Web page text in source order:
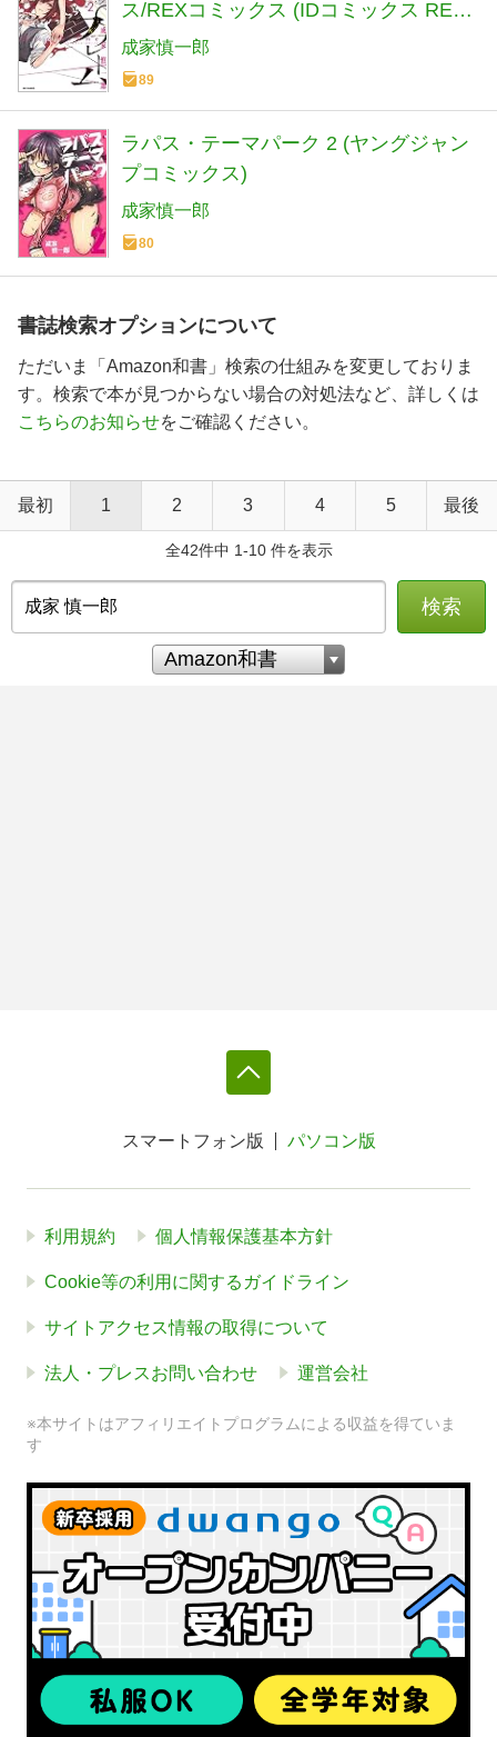
ス/REXコミックス (IDコミックス REX
コミックス)
成家慎一郎
89
ラパス・テーマパーク 2 (ヤングジャン
プコミックス)
成家慎一郎
80
書誌検索オプションについて
ただいま「Amazon和書」検索の仕組みを変更しておりま
す。検索で本が見つからない場合の対処法など、詳しくは
こちらのお知らせをご確認ください。
最初 1 2 3 4 5 最後
全42件中 1-10 件を表示
検索
スマートフォン版 パソコン版
利用規約 個人情報保護基本方針
Cookie等の利用に関するガイドライン
サイトアクセス情報の取得について
法人・プレスお問い合わせ 運営会社
※本サイトはアフィリエイトプログラムによる収益を得ていま
す